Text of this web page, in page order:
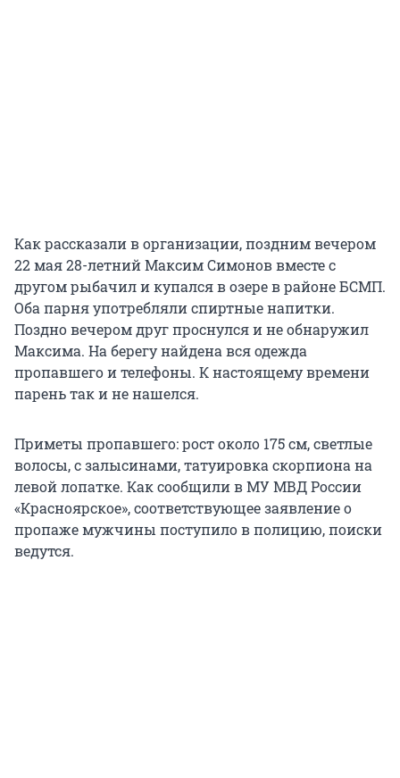
Как рассказали в организации, поздним вечером
22 мая 28-летний Максим Симонов вместе с
другом рыбачил и купался в озере в районе БСМП.
Оба парня употребляли спиртные напитки.
Поздно вечером друг проснулся и не обнаружил
Максима. На берегу найдена вся одежда
пропавшего и телефоны. К настоящему времени
парень так и не нашелся.
Приметы пропавшего: рост около 175 см, светлые
волосы, с залысинами, татуировка скорпиона на
левой лопатке. Как сообщили в МУ МВД России
«Красноярское», соответствующее заявление о
пропаже мужчины поступило в полицию, поиски
ведутся.